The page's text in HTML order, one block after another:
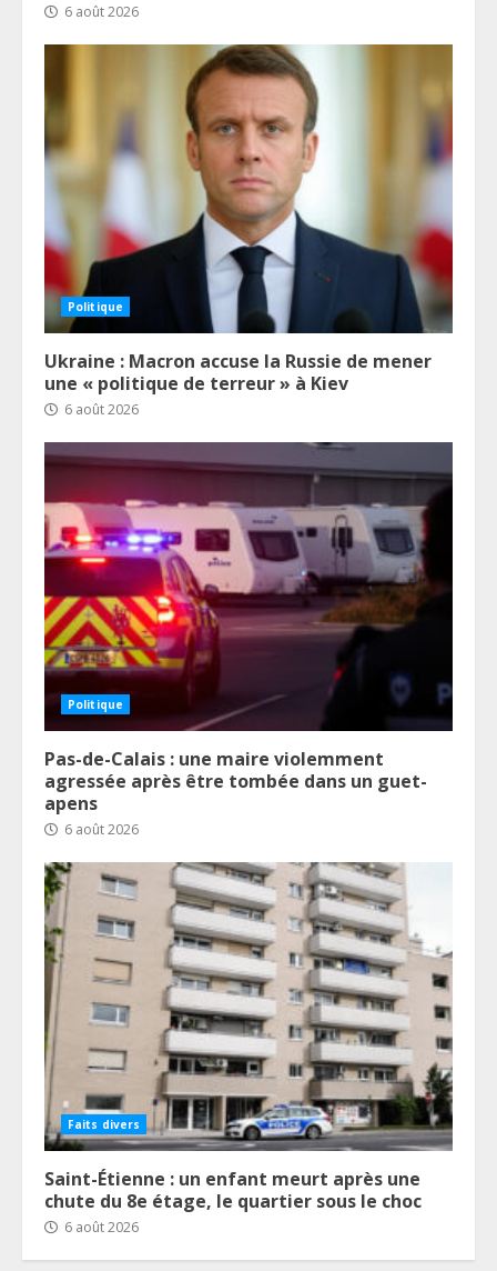
6 août 2026
Politique
Ukraine : Macron accuse la Russie de mener
une « politique de terreur » à Kiev
6 août 2026
Politique
Pas-de-Calais : une maire violemment
agressée après être tombée dans un guet-
apens
6 août 2026
Faits divers
Saint-Étienne : un enfant meurt après une
chute du 8e étage, le quartier sous le choc
6 août 2026